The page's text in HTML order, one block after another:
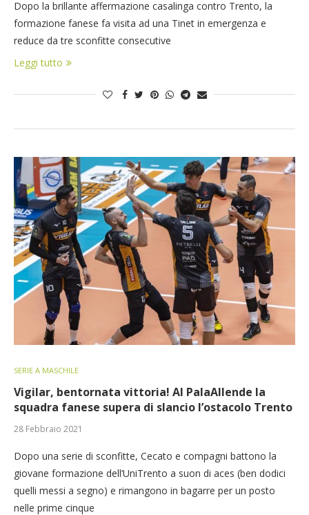
Dopo la brillante affermazione casalinga contro Trento, la
formazione fanese fa visita ad una Tinet in emergenza e
reduce da tre sconfitte consecutive
Leggi tutto
SERIE A MASCHILE
Vigilar, bentornata vittoria! Al PalaAllende la
squadra fanese supera di slancio l’ostacolo Trento
28 Febbraio 2021
Dopo una serie di sconfitte, Cecato e compagni battono la
giovane formazione dell’UniTrento a suon di aces (ben dodici
quelli messi a segno) e rimangono in bagarre per un posto
nelle prime cinque